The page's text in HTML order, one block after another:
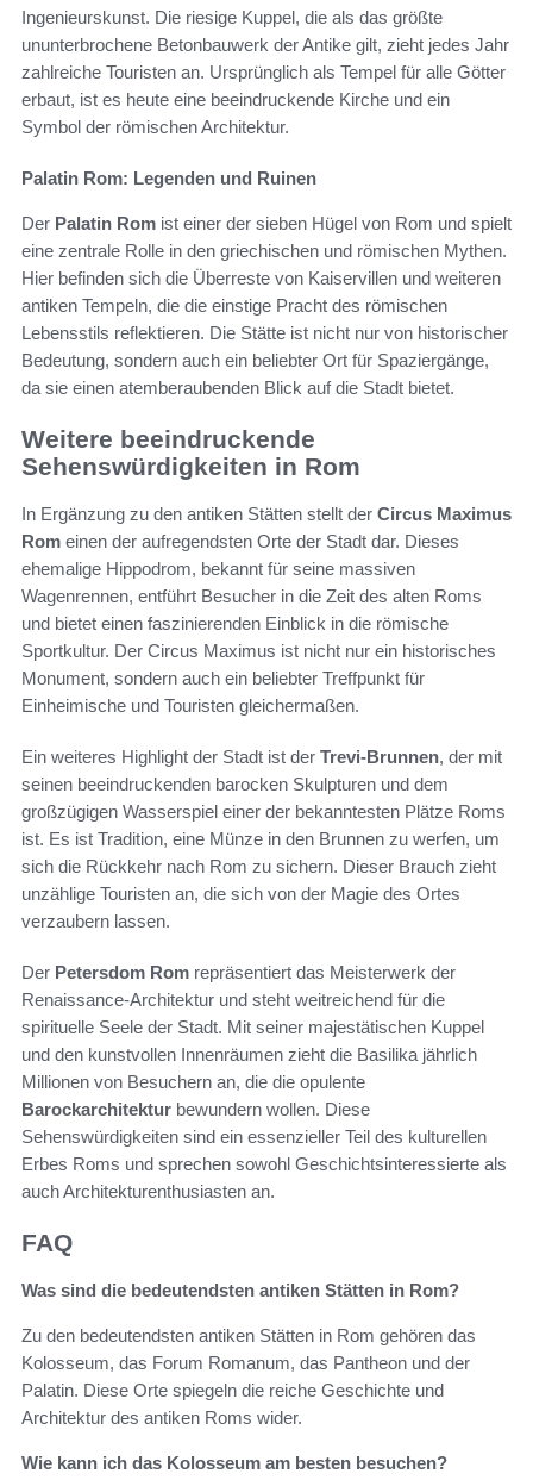
Ingenieurskunst. Die riesige Kuppel, die als das größte
ununterbrochene Betonbauwerk der Antike gilt, zieht jedes Jahr
zahlreiche Touristen an. Ursprünglich als Tempel für alle Götter
erbaut, ist es heute eine beeindruckende Kirche und ein
Symbol der römischen Architektur.
Palatin Rom: Legenden und Ruinen
Der Palatin Rom ist einer der sieben Hügel von Rom und spielt
eine zentrale Rolle in den griechischen und römischen Mythen.
Hier befinden sich die Überreste von Kaiservillen und weiteren
antiken Tempeln, die die einstige Pracht des römischen
Lebensstils reflektieren. Die Stätte ist nicht nur von historischer
Bedeutung, sondern auch ein beliebter Ort für Spaziergänge,
da sie einen atemberaubenden Blick auf die Stadt bietet.
Weitere beeindruckende
Sehenswürdigkeiten in Rom
In Ergänzung zu den antiken Stätten stellt der Circus Maximus
Rom einen der aufregendsten Orte der Stadt dar. Dieses
ehemalige Hippodrom, bekannt für seine massiven
Wagenrennen, entführt Besucher in die Zeit des alten Roms
und bietet einen faszinierenden Einblick in die römische
Sportkultur. Der Circus Maximus ist nicht nur ein historisches
Monument, sondern auch ein beliebter Treffpunkt für
Einheimische und Touristen gleichermaßen.
Ein weiteres Highlight der Stadt ist der Trevi-Brunnen, der mit
seinen beeindruckenden barocken Skulpturen und dem
großzügigen Wasserspiel einer der bekanntesten Plätze Roms
ist. Es ist Tradition, eine Münze in den Brunnen zu werfen, um
sich die Rückkehr nach Rom zu sichern. Dieser Brauch zieht
unzählige Touristen an, die sich von der Magie des Ortes
verzaubern lassen.
Der Petersdom Rom repräsentiert das Meisterwerk der
Renaissance-Architektur und steht weitreichend für die
spirituelle Seele der Stadt. Mit seiner majestätischen Kuppel
und den kunstvollen Innenräumen zieht die Basilika jährlich
Millionen von Besuchern an, die die opulente
Barockarchitektur bewundern wollen. Diese
Sehenswürdigkeiten sind ein essenzieller Teil des kulturellen
Erbes Roms und sprechen sowohl Geschichtsinteressierte als
auch Architekturenthusiasten an.
FAQ
Was sind die bedeutendsten antiken Stätten in Rom?
Zu den bedeutendsten antiken Stätten in Rom gehören das
Kolosseum, das Forum Romanum, das Pantheon und der
Palatin. Diese Orte spiegeln die reiche Geschichte und
Architektur des antiken Roms wider.
Wie kann ich das Kolosseum am besten besuchen?